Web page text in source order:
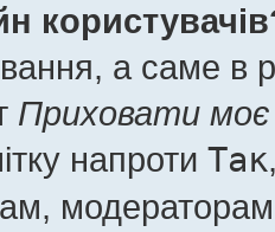
а саме в
Приховати моє
напроти Так